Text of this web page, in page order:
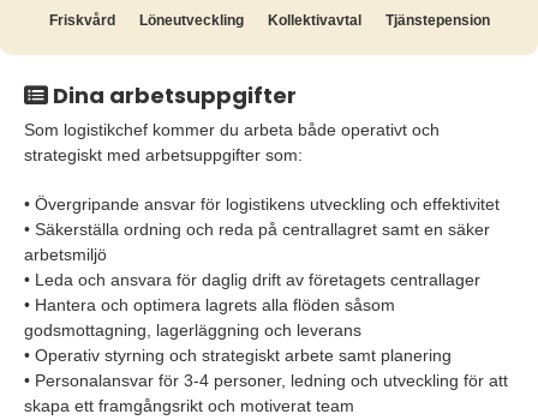
Friskvård Löne­utveckling Kollektiv­avtal Tjänste­pension
Dina arbetsuppgifter
Som logistikchef kommer du arbeta både operativt och
strategiskt med arbetsuppgifter som:
• Övergripande ansvar för logistikens utveckling och effektivitet
• Säkerställa ordning och reda på centrallagret samt en säker
arbetsmiljö
• Leda och ansvara för daglig drift av företagets centrallager
• Hantera och optimera lagrets alla flöden såsom
godsmottagning, lagerläggning och leverans
• Operativ styrning och strategiskt arbete samt planering
• Personalansvar för 3-4 personer, ledning och utveckling för att
skapa ett framgångsrikt och motiverat team